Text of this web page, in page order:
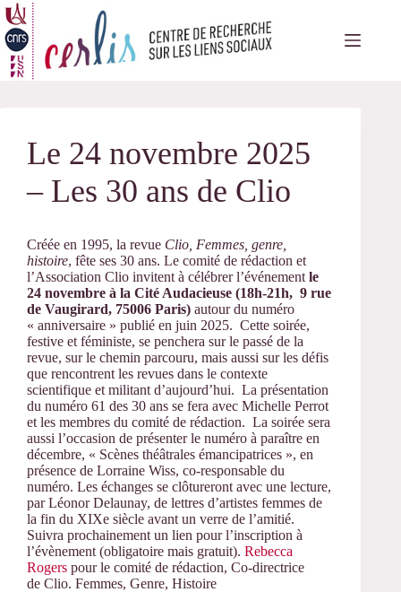
Passer
au
contenu
Le 24 novembre 2025
– Les 30 ans de Clio
Créée en 1995, la revue Clio, Femmes, genre,
histoire, fête ses 30 ans. Le comité de rédaction et
l’Association Clio invitent à célébrer l’événement le
24 novembre à la Cité Audacieuse (18h-21h, 9 rue
de Vaugirard, 75006 Paris) autour du numéro
« anniversaire » publié en juin 2025. Cette soirée,
festive et féministe, se penchera sur le passé de la
revue, sur le chemin parcouru, mais aussi sur les défis
que rencontrent les revues dans le contexte
scientifique et militant d’aujourd’hui. La présentation
du numéro 61 des 30 ans se fera avec Michelle Perrot
et les membres du comité de rédaction. La soirée sera
aussi l’occasion de présenter le numéro à paraître en
décembre, « Scènes théâtrales émancipatrices », en
présence de Lorraine Wiss, co-responsable du
numéro. Les échanges se clôtureront avec une lecture,
par Léonor Delaunay, de lettres d’artistes femmes de
la fin du XIXe siècle avant un verre de l’amitié.
Suivra prochainement un lien pour l’inscription à
l’évènement (obligatoire mais gratuit). Rebecca
Rogers pour le comité de rédaction, Co-directrice
de Clio. Femmes, Genre, Histoire